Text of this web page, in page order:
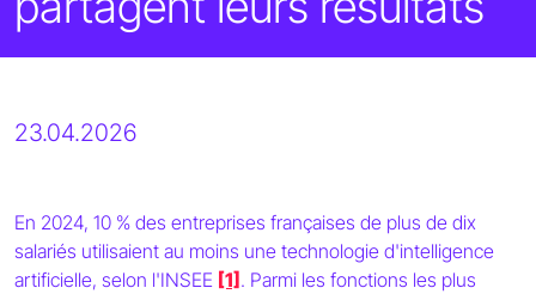
23.04.2026
En 2024, 10 % des entreprises françaises de plus de dix
salariés utilisaient au moins une technologie d'intelligence
artificielle, selon l'INSEE [1] . Parmi les fonctions les plus